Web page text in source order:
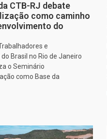
CTB-RJ debate
como caminho
do
e
Brasil no Rio de Janeiro
o Seminário
como Base da